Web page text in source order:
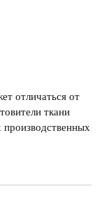
отличаться от
ткани
производственных